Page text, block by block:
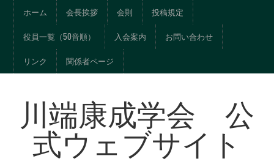
ホーム 会長挨拶 会則 投稿規定
役員一覧（50音順） 入会案内 お問い合わせ
リンク 関係者ページ
川端康成学会 公
式ウェブサイト